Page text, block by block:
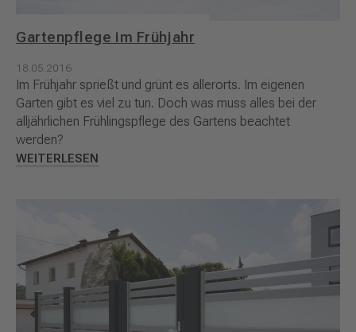
Gartenpflege im Frühjahr
18.05.2016
Im Frühjahr sprießt und grünt es allerorts. Im eigenen
Garten gibt es viel zu tun. Doch was muss alles bei der
alljährlichen Frühlingspflege des Gartens beachtet
werden?
WEITERLESEN